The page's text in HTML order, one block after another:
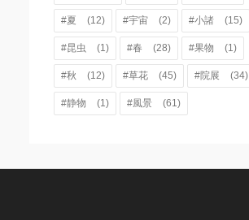
#夏 (12) #宇宙 (2) #小諸 (15)
#昆虫 (1) #春 (28) #果物 (1)
#秋 (12) #草花 (45) #院展 (34)
#静物 (1) #風景 (61)